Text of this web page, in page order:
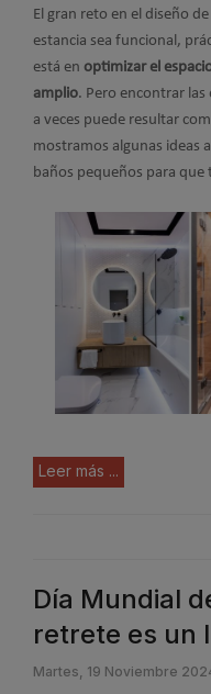
El gran reto en el diseño
estancia sea funcional,
está en optimizar el
amplio. Pero encontrar las
a veces puede resultar
mostramos algunas ideas
baños pequeños para que
Leer más ...
Día Mundial
retrete es un
Martes, 19 Noviembre